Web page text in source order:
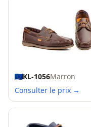
KL-1056Marron
Consulter le prix →